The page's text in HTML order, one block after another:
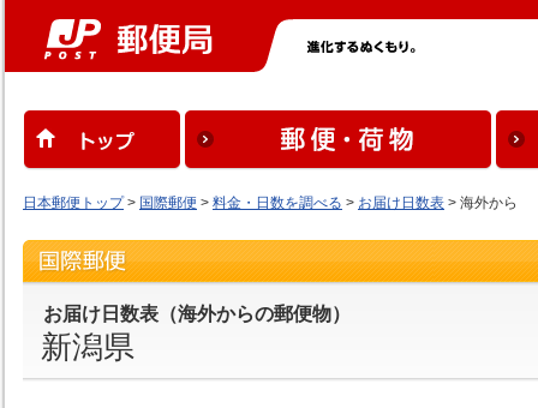
日本郵便トップ> 国際郵便 > 料金・日数を調べる > お届け日数表 > 海外から
お届け日数表（海外からの郵便物）
新潟県